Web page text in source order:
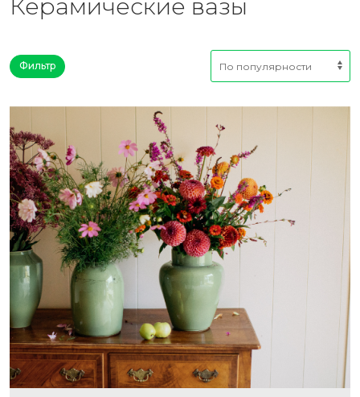
Керамические вазы
Фильтр